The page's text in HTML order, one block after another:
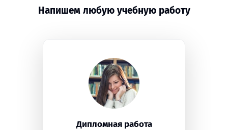
Напишем любую учебную работу
Дипломная работа